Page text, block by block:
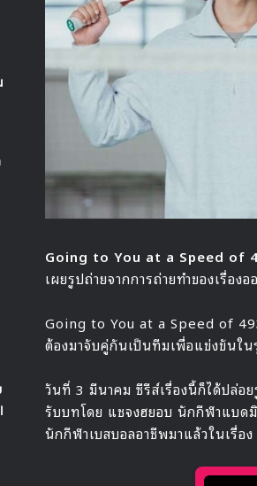
Going to You at a Speed of
เผยรูปถ่ายจากการถ่ายทำของเรื่องอ
Going to You at a Speed of
ต้องมาจับคู่กันเป็นทีมเพื่อแข่งขันใ
วันที่ 3 มีนาคม ซีรีส์เรื่องนี้ก็ได้ปล่อย
รับบทโดย แชจงฮยอบ นักกีฬาแบด
นักกีฬาเบสบอลอาชีพมาแล้วในเรื่